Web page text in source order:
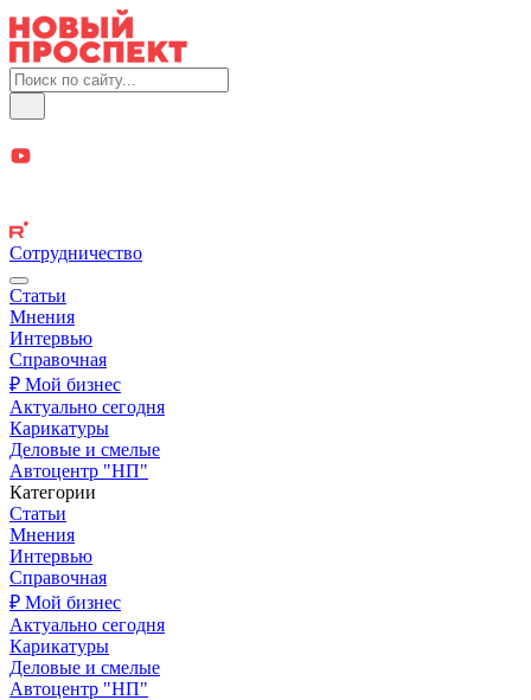
Сотрудничество
Статьи
Мнения
Интервью
Справочная
₽ Мой бизнес
Актуально сегодня
Карикатуры
Деловые и смелые
Автоцентр "НП"
Категории
Статьи
Мнения
Интервью
Справочная
₽ Мой бизнес
Актуально сегодня
Карикатуры
Деловые и смелые
Автоцентр "НП"